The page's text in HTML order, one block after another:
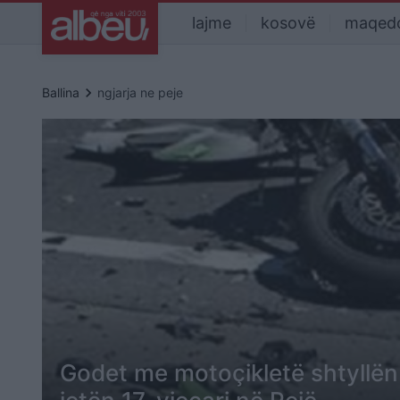
lajme kosovë
Ballina keyboard_arrow_right ngjarja ne peje
Godet me motoçikletë